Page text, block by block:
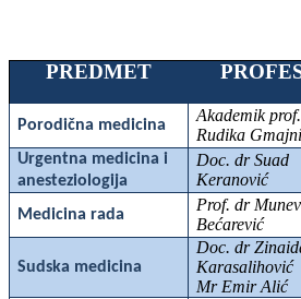
PREDMET
Porodična medicina
Akademik
Rudika
Urgentna medicina i
anesteziologija
Doc. dr Suad
Keranović
Medicina rada
Prof. dr
Bećarević
Sudska medicina
Doc. dr
Karasalihović
Mr Emir Alić